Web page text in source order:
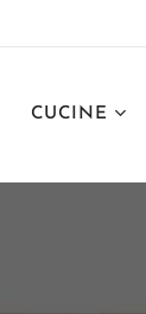
CUCINE